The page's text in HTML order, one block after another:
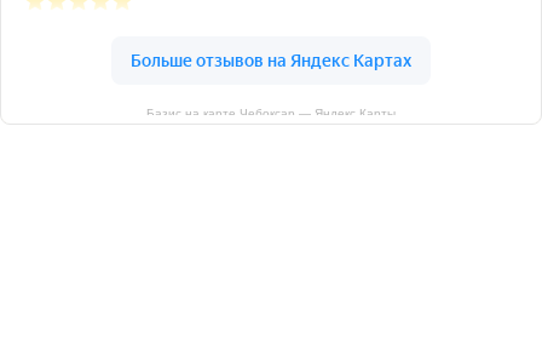
Базис на карте Чебоксар — Яндекс Карты